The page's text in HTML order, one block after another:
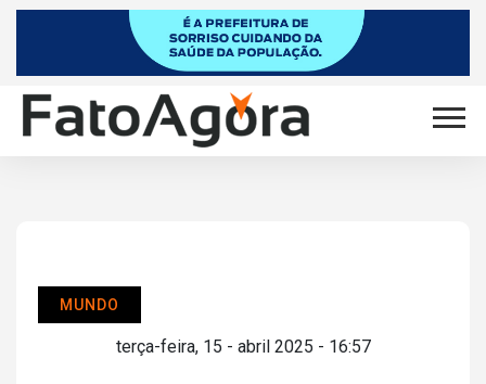
MUNDO
terça-feira, 15 - abril 2025 - 16:57